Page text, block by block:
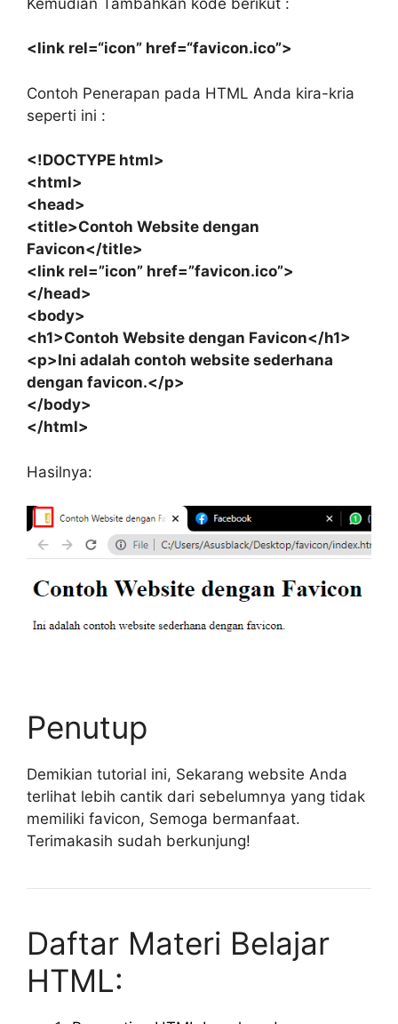
<link rel=“icon” href=“favicon.ico”>
Contoh Penerapan pada HTML Anda kira-kria
seperti ini :
<!DOCTYPE html>
<html>
<head>
<title>Contoh Website dengan
Favicon</title>
<link rel=”icon” href=”favicon.ico”>
</head>
<body>
<h1>Contoh Website dengan Favicon</h1>
<p>Ini adalah contoh website sederhana
dengan favicon.</p>
</body>
</html>
Hasilnya:
Penutup
Demikian tutorial ini, Sekarang website Anda
terlihat lebih cantik dari sebelumnya yang tidak
memiliki favicon, Semoga bermanfaat.
Terimakasih sudah berkunjung!
Daftar Materi Belajar
HTML: